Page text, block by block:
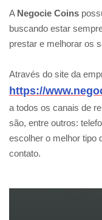
A Negocie Coins
buscando estar
prestar e melhorar os
Através do site da
https://
a todos os canais de
são, entre outros:
escolher o melhor tipo
contato.